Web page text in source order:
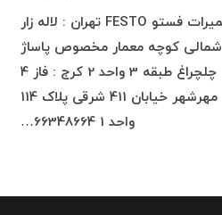
تعمیرات فستو FESTO تهران : لاله زار
شمالی کوچه معمار مخصوص پاساژ
چلچراغ طبقه 3 واحد 2 کرج : فاز 4
مهرشهر خیابان 411 شرقی پلاک 114
واحد 1 66348664…